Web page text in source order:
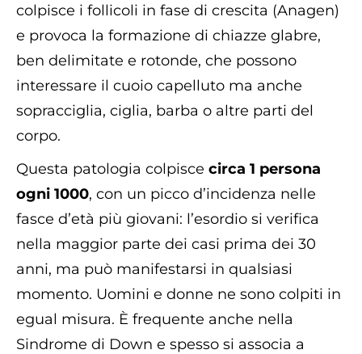
colpisce i follicoli in fase di crescita (Anagen)
e provoca la formazione di chiazze glabre,
ben delimitate e rotonde, che possono
interessare il cuoio capelluto ma anche
sopracciglia, ciglia, barba o altre parti del
corpo.
Questa patologia colpisce circa 1 persona
ogni 1000, con un picco d’incidenza nelle
fasce d’età più giovani: l’esordio si verifica
nella maggior parte dei casi prima dei 30
anni, ma può manifestarsi in qualsiasi
momento. Uomini e donne ne sono colpiti in
egual misura. È frequente anche nella
Sindrome di Down e spesso si associa a